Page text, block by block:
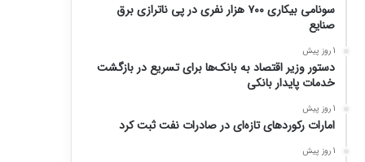
سونامی بیکاری ۷۰۰ هزار نفری در پی ناترازی برق
صنایع
1 روز پیش
دستور وزیر اقتصاد به بانک‌ها برای تسریع در بازگشت
خدمات پایدار بانکی
1 روز پیش
امارات رکورد‌های تازه‌ای در صادرات نفت ثبت کرد
1 روز پیش